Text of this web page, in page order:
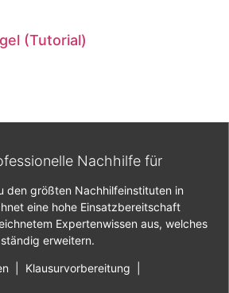
(Tutorial)
Nachhilfe für
den größten Nachhilfeinstituten in
eine hohe Einsatzbereitschaft
Expertenwissen aus, welches
erweitern.
Klausurvorbereitung